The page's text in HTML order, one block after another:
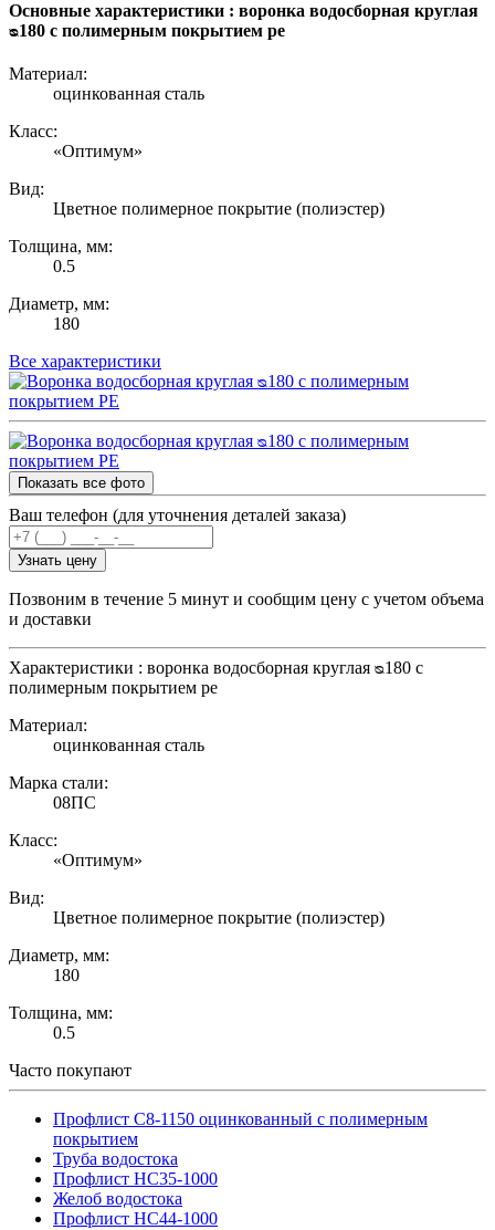
Основные характеристики : воронка водосборная круглая
ᴓ180 с полимерным покрытием pe
Материал:
оцинкованная сталь
Класс:
«Оптимум»
Вид:
Цветное полимерное покрытие (полиэстер)
Толщина, мм:
0.5
Диаметр, мм:
180
Все характеристики
Показать все фото
Ваш телефон (для уточнения деталей заказа)
Узнать цену
Позвоним в течение 5 минут и сообщим цену с учетом объема
и доставки
Характеристики : воронка водосборная круглая ᴓ180 с
полимерным покрытием pe
Материал:
оцинкованная сталь
Марка стали:
08ПС
Класс:
«Оптимум»
Вид:
Цветное полимерное покрытие (полиэстер)
Диаметр, мм:
180
Толщина, мм:
0.5
Часто покупают
Профлист С8-1150 оцинкованный с полимерным
покрытием
Труба водостока
Профлист НС35-1000
Желоб водостока
Профлист НС44-1000